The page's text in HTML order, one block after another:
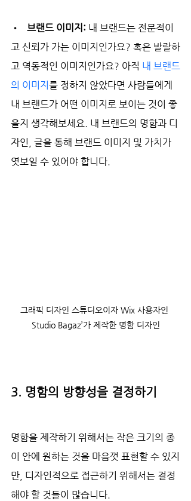
• 브랜드 이미지: 내 브랜드는 전문적이
고 신뢰가 가는 이미지인가요? 혹은 발랄하
고 역동적인 이미지인가요? 아직 내 브랜드
의 이미지 를 정하지 않았다면 사람들에게
내 브랜드가 어떤 이미지로 보이는 것이 좋
을지 생각해보세요. 내 브랜드의 명함과 디
자인, 글을 통해 브랜드 이미지 및 가치가
엿보일 수 있어야 합니다.
그래픽 디자인 스튜디오이자 Wix 사용자인
Studio Bagaz’가 제작한 명함 디자인
3. 명함의 방향성을 결정하기
명함을 제작하기 위해서는 작은 크기의 종
이 안에 원하는 것을 마음껏 표현할 수 있지
만, 디자인적으로 접근하기 위해서는 결정
해야 할 것들이 많습니다.